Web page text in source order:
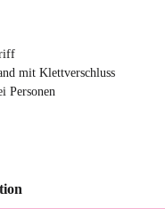
mit Klettverschluss
Personen